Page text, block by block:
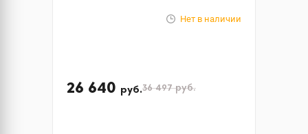
Нет в наличии
26 640 руб.36 497руб.